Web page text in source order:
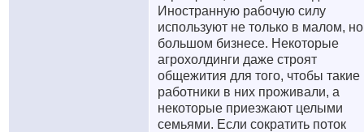
Иностранную рабочую силу
используют не только в малом,
большом бизнесе. Некоторые
агрохолдинги даже строят
общежития для того, чтобы такие
работники в них проживали, а
некоторые приезжают целыми
семьями. Если сократить поток